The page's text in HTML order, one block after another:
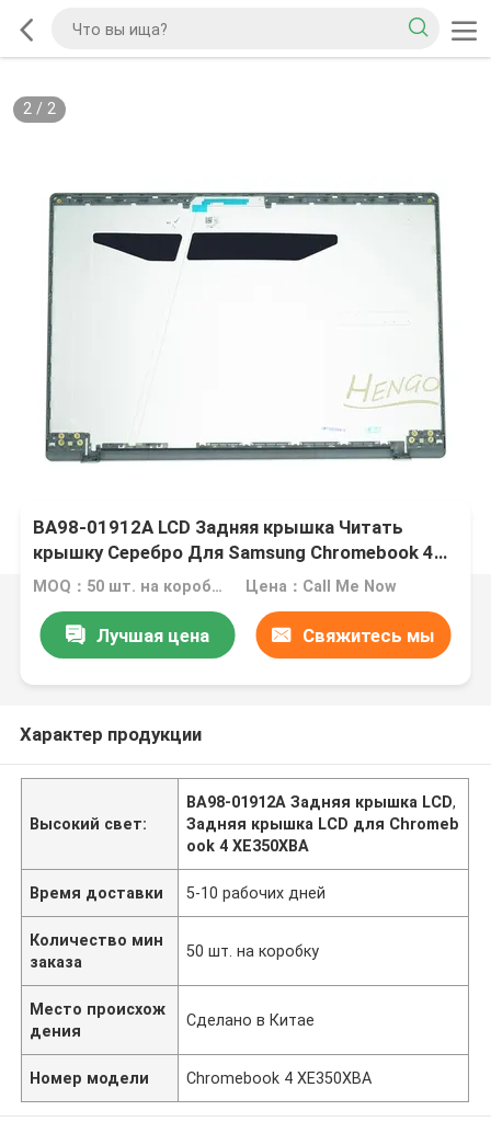
2/ 2
BA98-01912A LCD Задняя крышка Читать
крышку Серебро Для Samsung Chromebook 4
XE350XBA
MOQ：50 шт. на коробку Цена：Call Me Now
Лучшая цена Свяжитесь мы
Характер продукции
Высокий свет:
BA98-01912A Задняя крышка LCD,
Задняя крышка LCD для Chromeb
ook 4 XE350XBA
Время доставки 5-10 рабочих дней
Количество мин
заказа
50 шт. на коробку
Место происхож
дения
Сделано в Китае
Номер модели Chromebook 4 XE350XBA